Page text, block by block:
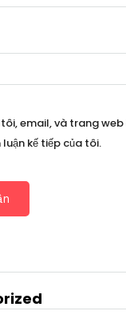
tôi, email, và trang
kế tiếp của tôi.